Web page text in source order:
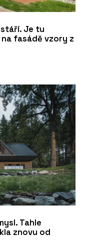
Je tu
fasádě vzory z
Tahle
znovu od